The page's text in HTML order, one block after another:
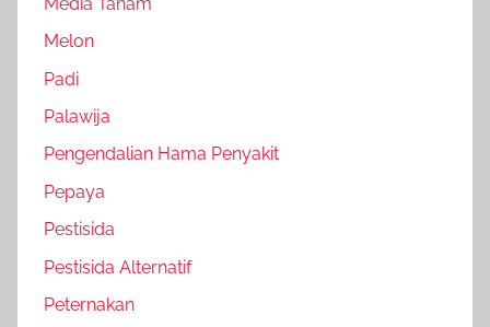
Melon
Padi
Palawija
Pengendalian Hama Penyakit
Pepaya
Pestisida
Pestisida Alternatif
Peternakan